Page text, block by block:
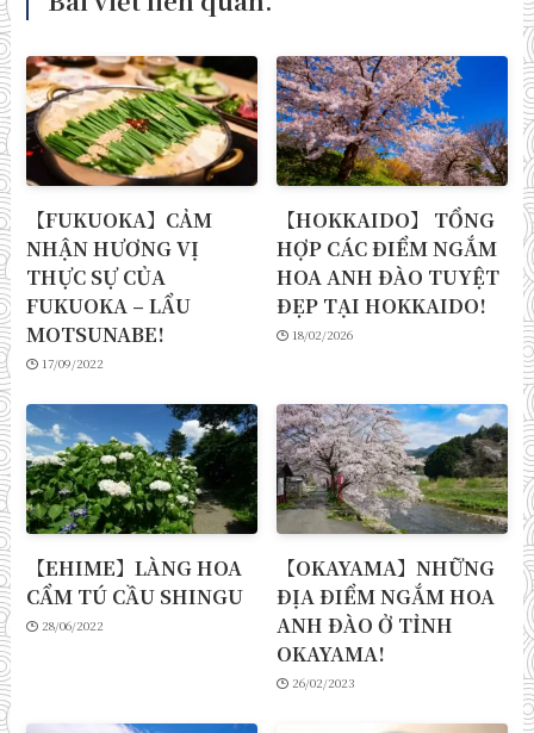
【FUKUOKA】CẢM
NHẬN HƯƠNG VỊ
THỰC SỰ CỦA
FUKUOKA – LẨU
MOTSUNABE!
17/09/2022
【HOKKAIDO】 TỔNG
HỢP CÁC ĐIỂM NGẮM
HOA ANH ĐÀO TUYỆT
ĐẸP TẠI HOKKAIDO!
18/02/2026
【EHIME】LÀNG HOA
CẨM TÚ CẦU SHINGU
28/06/2022
【OKAYAMA】NHỮNG
ĐỊA ĐIỂM NGẮM HOA
ANH ĐÀO Ở TỈNH
OKAYAMA!
26/02/2023